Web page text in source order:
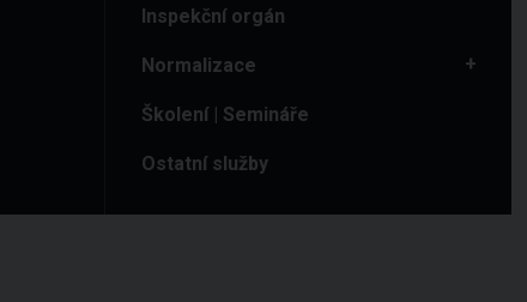
Inspekční orgán
Normalizace
Školení | Semináře
Ostatní služby